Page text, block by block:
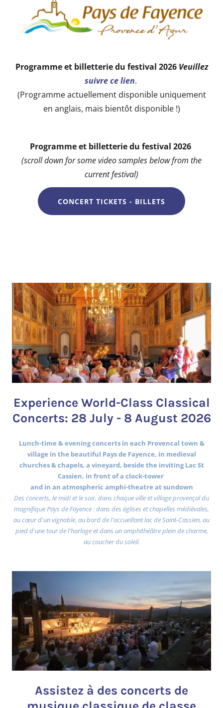
Programme et billetterie du festival 2026 Veuillez
suivre ce lien.
(Programme actuellement disponible uniquement
en anglais, mais bientôt disponible !)
Programme et billetterie du festival 2026
(scroll down for some video samples below from the
current festival)
CONCERT TICKETS - BILLETS
Experience World-Class Classical
Concerts: 28 July - 8 August 2026
Lunch-time & evening concerts in each Provencal town &
village in the beautiful Pays de Fayence, in medieval
churches & chapels, a vineyard, beside the inviting Lac St
Cassien, in front of a clock-tower
and in an atmospheric amphi-theatre at sundown
Des concerts, le midi et le soir, dans chaque ville et village provençal du
magnifique Pays de Fayence : dans des églises et chapelles médiévales,
au cœur d'un vignoble, au bord de l'accueillant lac de Saint-Cassien, au
pied d'une tour de l'horloge et dans un amphithéâtre plein de charme,
au coucher du soleil.
Assistez à des concerts de